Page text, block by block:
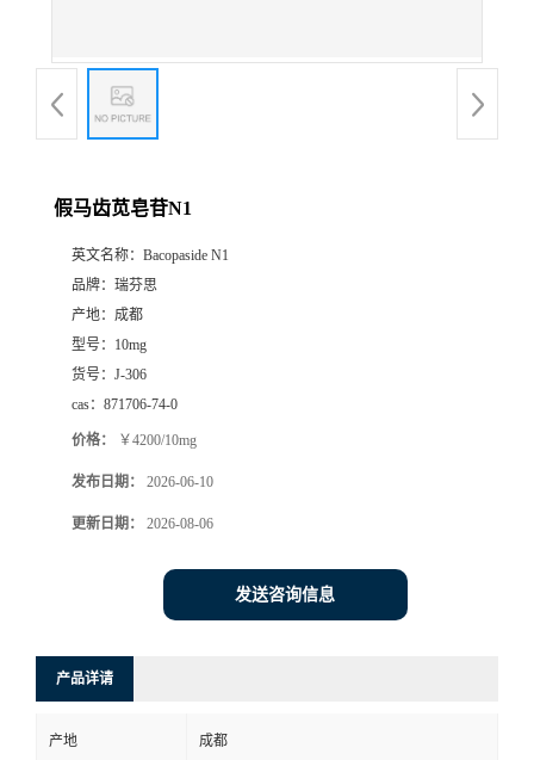
产
式
假马齿苋皂苷N1
英文名称： Bacopaside N1
品牌： 瑞芬思
产地： 成都
型号： 10mg
货号： J-306
cas： 871706-74-0
价格： ￥4200/10mg
发布日期： 2026-06-10
更新日期： 2026-08-06
发送咨询信息
产品详请
产地 成都